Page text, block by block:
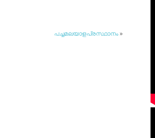
പച്ചമലയാളപ്രസ്ഥാനം»